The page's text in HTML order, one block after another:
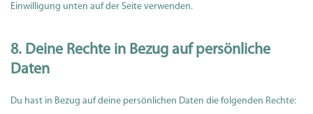
Einwilligung unten auf der Seite verwenden.
8. Deine Rechte in Bezug auf persönliche
Daten
Du hast in Bezug auf deine persönlichen Daten die folgenden Rechte: